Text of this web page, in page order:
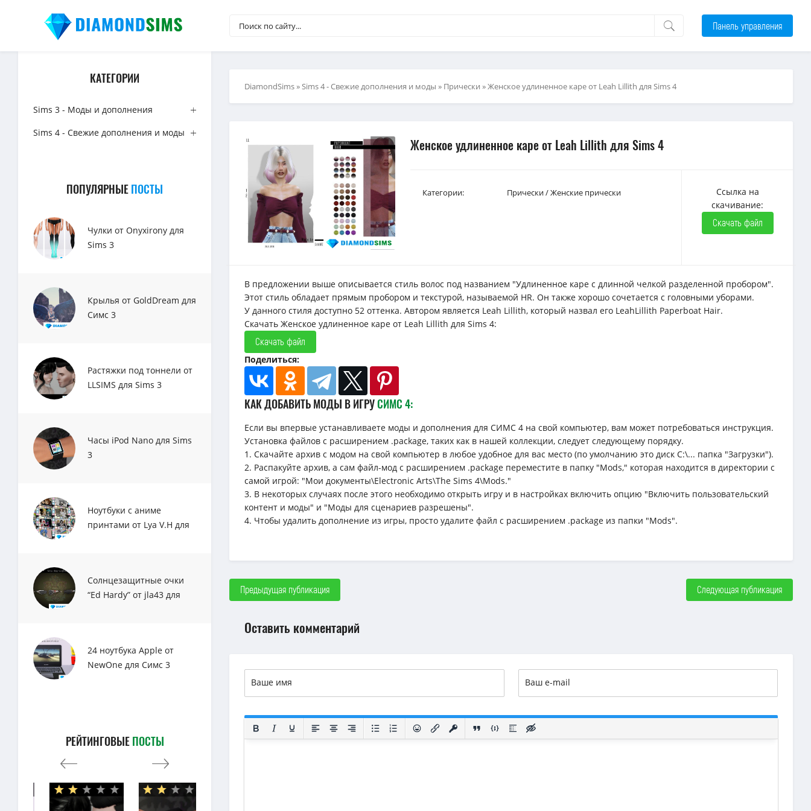
Панель управления
КАТЕГОРИИ
Sims 3 - Моды и дополнения
Sims 4 - Свежие дополнения и моды
ПОПУЛЯРНЫЕПОСТЫ
Чулки от Onyxirony для
Sims 3
Крылья от GoldDream для
Симс 3
Растяжки под тоннели от
LLSIMS для Sims 3
Часы iPod Nano для Sims
3
Ноутбуки с аниме
принтами от Lya V.H для
Солнцезащитные очки
“Ed Hardy” от jla43 для
24 ноутбука Apple от
NewOne для Симс 3
РЕЙТИНГОВЫЕПОСТЫ
DiamondSims»Sims 4 - Свежие дополнения и моды » Прически » Женское удлиненное каре от Leah Lillith для Sims 4
Женское удлиненное каре от Leah Lillith для Sims 4
Категории: Прически/Женские прически
Ссылка на
скачивание:
Скачать файл
В предложении выше описывается стиль волос под названием "Удлиненное каре с длинной челкой разделенной пробором".
Этот стиль обладает прямым пробором и текстурой, называемой HR. Он также хорошо сочетается с головными уборами.
У данного стиля доступно 52 оттенка. Автором является Leah Lillith, который назвал его LeahLillith Paperboat Hair.
Скачать Женское удлиненное каре от Leah Lillith для Sims 4:
Скачать файл
Поделиться:
КАК ДОБАВИТЬ МОДЫ В ИГРУСИМС 4:
Если вы впервые устанавливаете моды и дополнения для СИМС 4 на свой компьютер, вам может потребоваться инструкция.
Установка файлов с расширением .package, таких как в нашей коллекции, следует следующему порядку.
1. Скачайте архив с модом на свой компьютер в любое удобное для вас место (по умолчанию это диск C:\... папка "Загрузки").
2. Распакуйте архив, а сам файл-мод с расширением .package переместите в папку "Mods," которая находится в директории с
самой игрой: "Мои документы\Electronic Arts\The Sims 4\Mods."
3. В некоторых случаях после этого необходимо открыть игру и в настройках включить опцию "Включить пользовательский
контент и моды" и "Моды для сценариев разрешены".
4. Чтобы удалить дополнение из игры, просто удалите файл с расширением .package из папки "Mods".
Предыдущая публикация Следующая публикация
Оставить комментарий